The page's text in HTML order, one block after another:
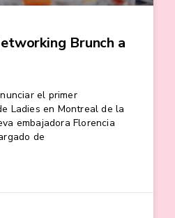
Brunch a
el primer
Ladies en Montreal de la
embajadora Florencia
de